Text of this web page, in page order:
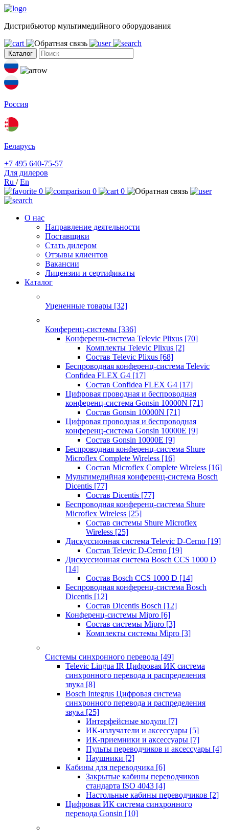
Дистрибьютор мультимедийного оборудования
Каталог
Россия
Беларусь
+7 495 640-75-57
Для дилеров
Ru /En
0
0 0
О нас
Направление деятельности
Поставщики
Стать дилером
Отзывы клиентов
Вакансии
Лицензии и сертификаты
Каталог
Уцененные товары [32]
Конференц-системы [336]
Конференц-система Televic Plixus [70]
Комплекты Televic Plixus [2]
Состав Televic Plixus [68]
Беспроводная конференц-система Televic
Confidea FLEX G4 [17]
Состав Confidea FLEX G4 [17]
Цифровая проводная и беспроводная
конференц-система Gonsin 10000N [71]
Состав Gonsin 10000N [71]
Цифровая проводная и беспроводная
конференц-система Gonsin 10000E [9]
Состав Gonsin 10000E [9]
Беспроводная конференц-система Shure
Microflex Complete Wireless [16]
Состав Microflex Complete Wireless [16]
Мультимедийная конференц-система Bosch
Dicentis [77]
Состав Dicentis [77]
Беспроводная конференц-система Shure
Microflex Wireless [25]
Состав системы Shure Microflex
Wireless [25]
Дискуссионная система Televic D-Cerno [19]
Состав Televic D-Cerno [19]
Дискуссионная система Bosch CCS 1000 D
[14]
Состав Bosch CCS 1000 D [14]
Беспроводная конференц-система Bosch
Dicentis [12]
Состав Dicentis Bosch [12]
Конференц-системы Mipro [6]
Состав системы Mipro [3]
Комплекты системы Mipro [3]
Системы синхронного перевода [49]
Televic Lingua IR Цифровая ИК система
синхронного перевода и распределения
звука [8]
Bosch Integrus Цифровая система
синхронного перевода и распределения
звука [25]
Интерфейсные модули [7]
ИК-излучатели и аксессуары [5]
ИК-приемники и аксессуары [7]
Пульты переводчиков и аксессуары [4]
Наушники [2]
Кабины для переводчика [6]
Закрытые кабины переводчиков
стандарта ISO 4043 [4]
Настольные кабины переводчиков [2]
Цифровая ИК система синхронного
перевода Gonsin [10]